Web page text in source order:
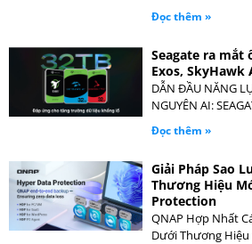
Đọc thêm »
Seagate ra mắt
Exos, SkyHawk
DẪN ĐẦU NĂNG
NGUYÊN AI:
Đọc thêm »
Giải Pháp Sao
Thương Hiệu
Protection
QNAP Hợp Nhất
Dưới Thương Hiệu